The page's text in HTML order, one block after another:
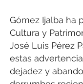
Gómez Ijalba ha
Cultura y
José Luis Pérez
estas
dejadez y